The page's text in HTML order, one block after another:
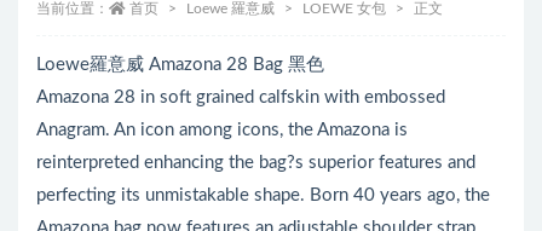
当前位置： 首页 Loewe 羅意威 LOEWE 女包 正文
Loewe羅意威 Amazona 28 Bag 黑色
Amazona 28 in soft grained calfskin with embossed
Anagram. An icon among icons, the Amazona is
reinterpreted enhancing the bag?s superior features and
perfecting its unmistakable shape. Born 40 years ago, the